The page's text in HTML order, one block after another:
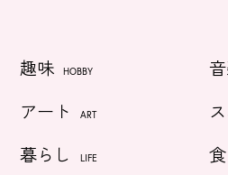
趣味 HOBBY
アート ART
暮らし LIFE 食